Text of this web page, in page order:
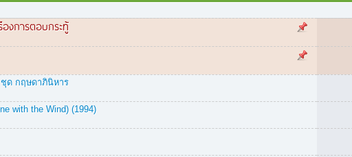
องการตอบกระทู้
ชุด กฤษดาภินิหาร
with the Wind) (1994)